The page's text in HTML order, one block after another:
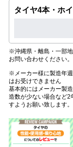
タイヤ4本・ホ
※沖縄県・離島・一部
お問い合わせください。
※メーカー様に製造年
はお受けできません
基本的にはメーカー製
造数が少ない場合など2
すようお願い致します。